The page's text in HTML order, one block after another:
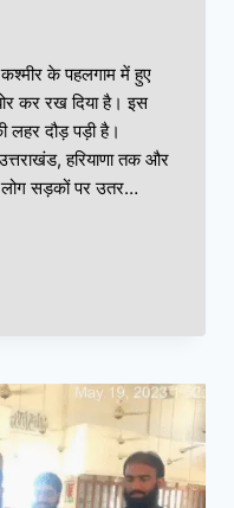
के पहलगाम में हुए
कर रख दिया है। इस
दौड़ पड़ी है।
हरियाणा तक और
सड़कों पर उतर…